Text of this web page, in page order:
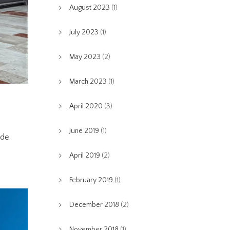
August 2023 (1)
July 2023 (1)
May 2023 (2)
March 2023 (1)
April 2020 (3)
June 2019 (1)
April 2019 (2)
February 2019 (1)
December 2018 (2)